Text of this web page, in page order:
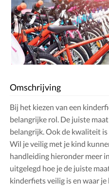
Omschrijving
Bij het kiezen van een
belangrijke rol. De juiste
belangrijk. Ook de kwaliteit
Wil je veilig met je kind
handleiding hieronder meer
uitgelegd hoe je de juiste
kinderfiets veilig is en waar